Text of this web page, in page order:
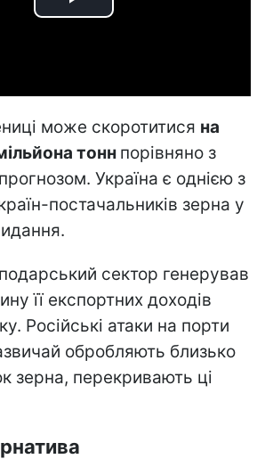
Play
може скоротитися на
тонн порівняно з
Україна є однією з
постачальників зерна у
сектор генерував
її експортних доходів
Російські атаки на порти
обробляють близько
зерна, перекривають ці